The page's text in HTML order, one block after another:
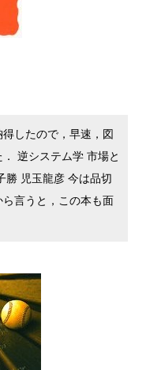
したので，早速，図
逆システム学 市場と
勝 児玉龍彦 今は品切
言うと，この本も面